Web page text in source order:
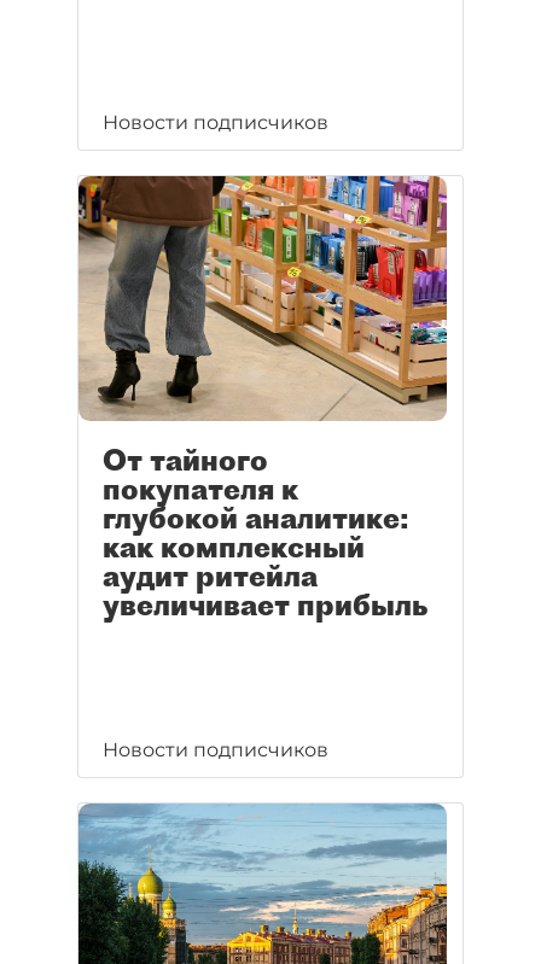
Новости подписчиков
От тайного
покупателя к
глубокой аналитике:
как комплексный
аудит ритейла
увеличивает прибыль
Новости подписчиков